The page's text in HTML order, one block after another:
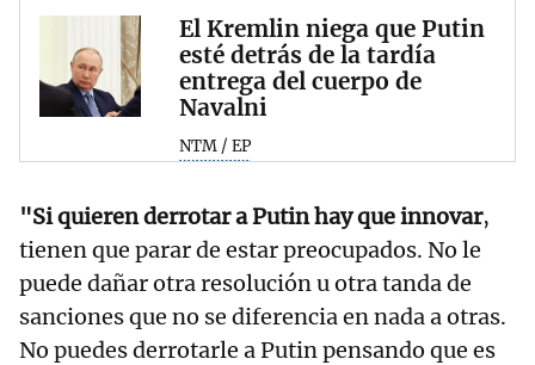
El Kremlin niega que Putin
esté detrás de la tardía
entrega del cuerpo de
Navalni
NTM / EP
"Si quieren derrotar a Putin hay que innovar,
tienen que parar de estar preocupados. No le
puede dañar otra resolución u otra tanda de
sanciones que no se diferencia en nada a otras.
No puedes derrotarle a Putin pensando que es